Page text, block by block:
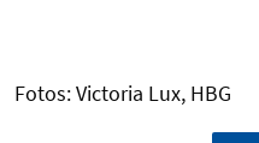
Fotos: Victoria Lux, HBG